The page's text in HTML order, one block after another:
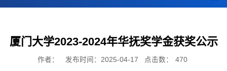
厦门大学2023-2024年华抚奖学金获奖公示
作者： 发布时间：2025-04-17 点击数： 470